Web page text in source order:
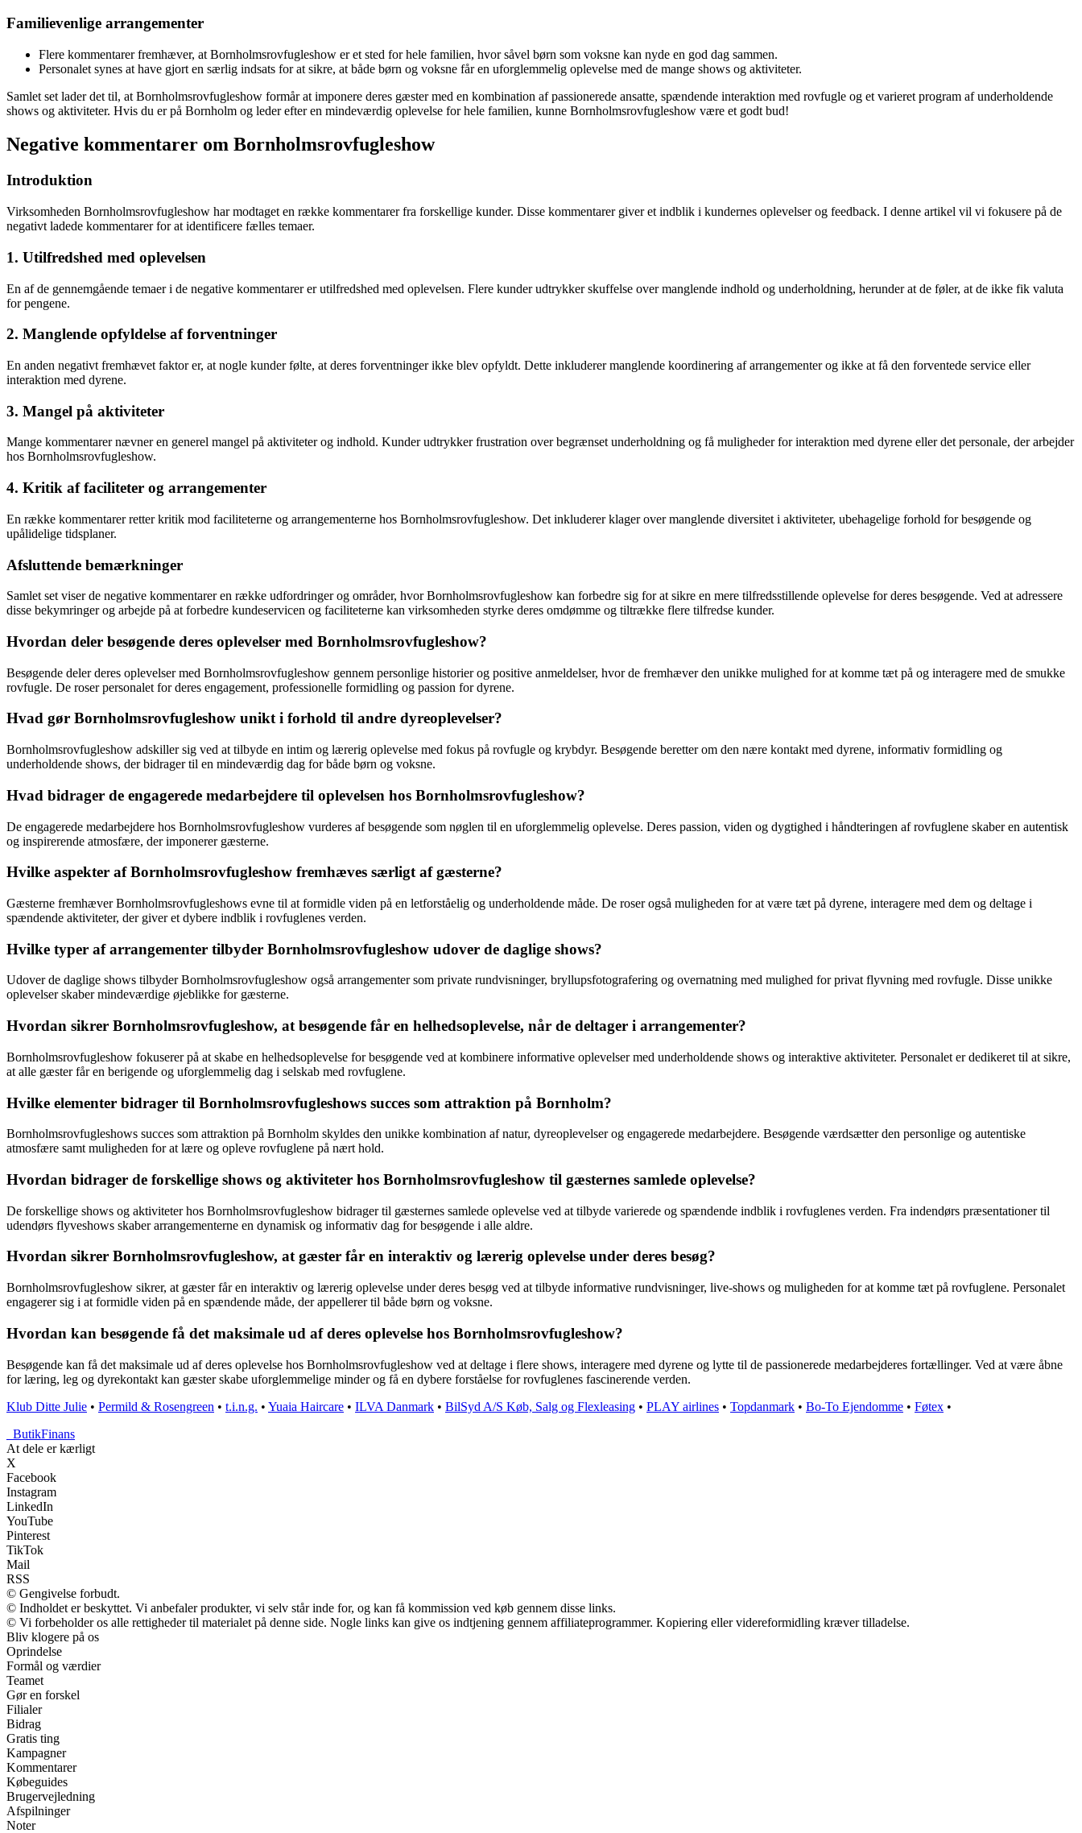
Familievenlige arrangementer
Flere kommentarer fremhæver, at Bornholmsrovfugleshow er et sted for hele familien, hvor såvel børn som voksne kan nyde en god dag sammen.
Personalet synes at have gjort en særlig indsats for at sikre, at både børn og voksne får en uforglemmelig oplevelse med de mange shows og aktiviteter.
Samlet set lader det til, at Bornholmsrovfugleshow formår at imponere deres gæster med en kombination af passionerede ansatte, spændende interaktion med rovfugle og et varieret program af underholdende
shows og aktiviteter. Hvis du er på Bornholm og leder efter en mindeværdig oplevelse for hele familien, kunne Bornholmsrovfugleshow være et godt bud!
Negative kommentarer om Bornholmsrovfugleshow
Introduktion
Virksomheden Bornholmsrovfugleshow har modtaget en række kommentarer fra forskellige kunder. Disse kommentarer giver et indblik i kundernes oplevelser og feedback. I denne artikel vil vi fokusere på de
negativt ladede kommentarer for at identificere fælles temaer.
1. Utilfredshed med oplevelsen
En af de gennemgående temaer i de negative kommentarer er utilfredshed med oplevelsen. Flere kunder udtrykker skuffelse over manglende indhold og underholdning, herunder at de føler, at de ikke fik valuta
for pengene.
2. Manglende opfyldelse af forventninger
En anden negativt fremhævet faktor er, at nogle kunder følte, at deres forventninger ikke blev opfyldt. Dette inkluderer manglende koordinering af arrangementer og ikke at få den forventede service eller
interaktion med dyrene.
3. Mangel på aktiviteter
Mange kommentarer nævner en generel mangel på aktiviteter og indhold. Kunder udtrykker frustration over begrænset underholdning og få muligheder for interaktion med dyrene eller det personale, der arbejder
hos Bornholmsrovfugleshow.
4. Kritik af faciliteter og arrangementer
En række kommentarer retter kritik mod faciliteterne og arrangementerne hos Bornholmsrovfugleshow. Det inkluderer klager over manglende diversitet i aktiviteter, ubehagelige forhold for besøgende og
upålidelige tidsplaner.
Afsluttende bemærkninger
Samlet set viser de negative kommentarer en række udfordringer og områder, hvor Bornholmsrovfugleshow kan forbedre sig for at sikre en mere tilfredsstillende oplevelse for deres besøgende. Ved at adressere
disse bekymringer og arbejde på at forbedre kundeservicen og faciliteterne kan virksomheden styrke deres omdømme og tiltrække flere tilfredse kunder.
Hvordan deler besøgende deres oplevelser med Bornholmsrovfugleshow?
Besøgende deler deres oplevelser med Bornholmsrovfugleshow gennem personlige historier og positive anmeldelser, hvor de fremhæver den unikke mulighed for at komme tæt på og interagere med de smukke
rovfugle. De roser personalet for deres engagement, professionelle formidling og passion for dyrene.
Hvad gør Bornholmsrovfugleshow unikt i forhold til andre dyreoplevelser?
Bornholmsrovfugleshow adskiller sig ved at tilbyde en intim og lærerig oplevelse med fokus på rovfugle og krybdyr. Besøgende beretter om den nære kontakt med dyrene, informativ formidling og
underholdende shows, der bidrager til en mindeværdig dag for både børn og voksne.
Hvad bidrager de engagerede medarbejdere til oplevelsen hos Bornholmsrovfugleshow?
De engagerede medarbejdere hos Bornholmsrovfugleshow vurderes af besøgende som nøglen til en uforglemmelig oplevelse. Deres passion, viden og dygtighed i håndteringen af rovfuglene skaber en autentisk
og inspirerende atmosfære, der imponerer gæsterne.
Hvilke aspekter af Bornholmsrovfugleshow fremhæves særligt af gæsterne?
Gæsterne fremhæver Bornholmsrovfugleshows evne til at formidle viden på en letforståelig og underholdende måde. De roser også muligheden for at være tæt på dyrene, interagere med dem og deltage i
spændende aktiviteter, der giver et dybere indblik i rovfuglenes verden.
Hvilke typer af arrangementer tilbyder Bornholmsrovfugleshow udover de daglige shows?
Udover de daglige shows tilbyder Bornholmsrovfugleshow også arrangementer som private rundvisninger, bryllupsfotografering og overnatning med mulighed for privat flyvning med rovfugle. Disse unikke
oplevelser skaber mindeværdige øjeblikke for gæsterne.
Hvordan sikrer Bornholmsrovfugleshow, at besøgende får en helhedsoplevelse, når de deltager i arrangementer?
Bornholmsrovfugleshow fokuserer på at skabe en helhedsoplevelse for besøgende ved at kombinere informative oplevelser med underholdende shows og interaktive aktiviteter. Personalet er dedikeret til at sikre,
at alle gæster får en berigende og uforglemmelig dag i selskab med rovfuglene.
Hvilke elementer bidrager til Bornholmsrovfugleshows succes som attraktion på Bornholm?
Bornholmsrovfugleshows succes som attraktion på Bornholm skyldes den unikke kombination af natur, dyreoplevelser og engagerede medarbejdere. Besøgende værdsætter den personlige og autentiske
atmosfære samt muligheden for at lære og opleve rovfuglene på nært hold.
Hvordan bidrager de forskellige shows og aktiviteter hos Bornholmsrovfugleshow til gæsternes samlede oplevelse?
De forskellige shows og aktiviteter hos Bornholmsrovfugleshow bidrager til gæsternes samlede oplevelse ved at tilbyde varierede og spændende indblik i rovfuglenes verden. Fra indendørs præsentationer til
udendørs flyveshows skaber arrangementerne en dynamisk og informativ dag for besøgende i alle aldre.
Hvordan sikrer Bornholmsrovfugleshow, at gæster får en interaktiv og lærerig oplevelse under deres besøg?
Bornholmsrovfugleshow sikrer, at gæster får en interaktiv og lærerig oplevelse under deres besøg ved at tilbyde informative rundvisninger, live-shows og muligheden for at komme tæt på rovfuglene. Personalet
engagerer sig i at formidle viden på en spændende måde, der appellerer til både børn og voksne.
Hvordan kan besøgende få det maksimale ud af deres oplevelse hos Bornholmsrovfugleshow?
Besøgende kan få det maksimale ud af deres oplevelse hos Bornholmsrovfugleshow ved at deltage i flere shows, interagere med dyrene og lytte til de passionerede medarbejderes fortællinger. Ved at være åbne
for læring, leg og dyrekontakt kan gæster skabe uforglemmelige minder og få en dybere forståelse for rovfuglenes fascinerende verden.
Klub Ditte Julie • Permild & Rosengreen • t.i.n.g. • Yuaia Haircare • ILVA Danmark • BilSyd A/S Køb, Salg og Flexleasing • PLAY airlines • Topdanmark • Bo-To Ejendomme • Føtex •
ButikFinans
At dele er kærligt
X
Facebook
Instagram
LinkedIn
YouTube
Pinterest
TikTok
Mail
RSS
© Gengivelse forbudt.
© Indholdet er beskyttet. Vi anbefaler produkter, vi selv står inde for, og kan få kommission ved køb gennem disse links.
© Vi forbeholder os alle rettigheder til materialet på denne side. Nogle links kan give os indtjening gennem affiliateprogrammer. Kopiering eller videreformidling kræver tilladelse.
Bliv klogere på os
Oprindelse
Formål og værdier
Teamet
Gør en forskel
Filialer
Bidrag
Gratis ting
Kampagner
Kommentarer
Købeguides
Brugervejledning
Afspilninger
Noter